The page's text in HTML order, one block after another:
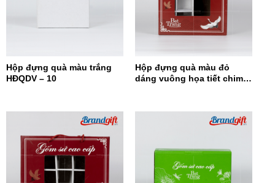
Hộp đựng quà màu trắng
HĐQDV – 10
Hộp đựng quà màu đỏ
dáng vuông họa tiết chim